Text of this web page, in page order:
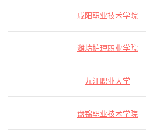
咸阳职业技术学院
潍坊护理职业学院
九江职业大学
盘锦职业技术学院